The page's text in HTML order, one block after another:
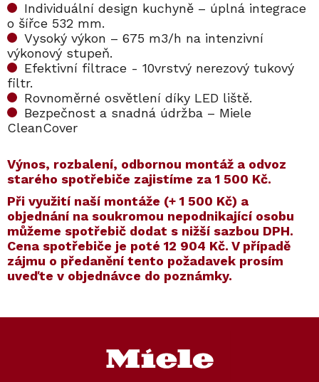
Individuální design kuchyně – úplná integrace
o šířce 532 mm.
Vysoký výkon – 675 m3/h na intenzivní
výkonový stupeň.
Efektivní filtrace - 10vrstvý nerezový tukový
filtr.
Rovnoměrné osvětlení díky LED liště.
Bezpečnost a snadná údržba – Miele
CleanCover
Výnos, rozbalení, odbornou montáž a odvoz
starého spotřebiče zajistíme za 1 500 Kč.
​​Při využití naší montáže (+ 1 500 Kč) a
objednání na soukromou nepodnikající osobu
můžeme spotřebič dodat s nižší sazbou DPH.
Cena spotřebiče je poté 12 904 Kč. V případě
zájmu o předanění tento požadavek prosím
uveďte v objednávce do poznámky.